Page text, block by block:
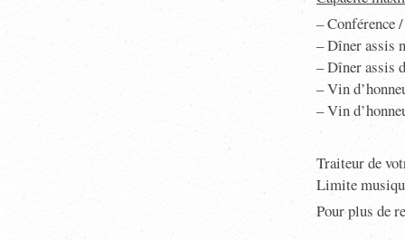
– Conférence
– Dîner assis
– Dîner assis
– Vin
– Vin
Traiteur de
Limite
Pour plus de